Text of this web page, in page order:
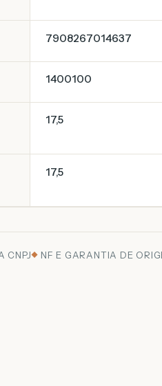
7908267014637
1400100
17,5
17,5
CNPJ NF E GARANTIA DE